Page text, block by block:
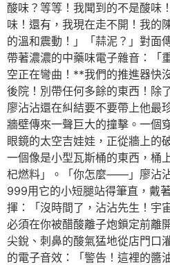
酸味？等等！我聞到的不是酸味
味！還有，我現在走不開！我的
的溫和震動！」「蒜泥？」對面
帶著濃濃的中藥味電子雜音：「
空正在彎曲！**我們的推進器快
後院！別帶任何多餘的東西！
廖沾沾還在糾結要不要帶上他最
牆壁傳來一聲巨大的撞擊。一個
眼鏡的太空吉娃娃，正從牆上的
一個像是小型瓦斯桶的東西，桶
杞燃料」。「你怎麼——」廖沾
999用它的小短腿站得筆直，戴
揮：「沒時間了，沾沾先生！宇
必須在你被醋酸離子炮鎖定前離
尖銳、刺鼻的酸氣猛地從店門口
的電子音效：「警告！這裡的醬